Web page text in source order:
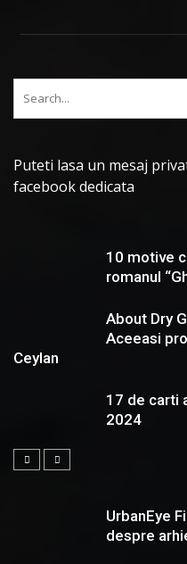
Puteti lasa un mesaj
facebook dedicata
10 motive
romanul
About Dry
Aceeasi
Ceylan
17 de carti
2024
UrbanEye
despre